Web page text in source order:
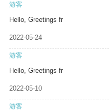
游客
Hello, Greetings fr
2022-05-24
游客
Hello, Greetings fr
2022-05-10
游客